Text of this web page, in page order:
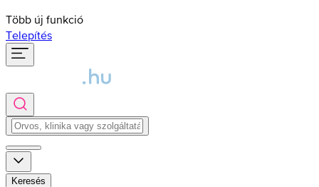
Több új funkció
Telepítés
Keresés